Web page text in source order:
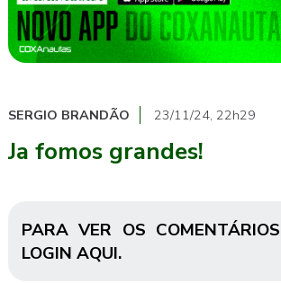
SERGIO BRANDÃO 23/11/24, 22h29
Ja fomos grandes!
PARA VER OS
LOGIN AQUI.